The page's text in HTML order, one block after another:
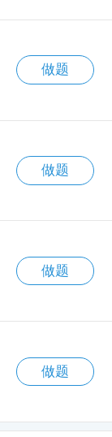
做题
做题
做题
做题